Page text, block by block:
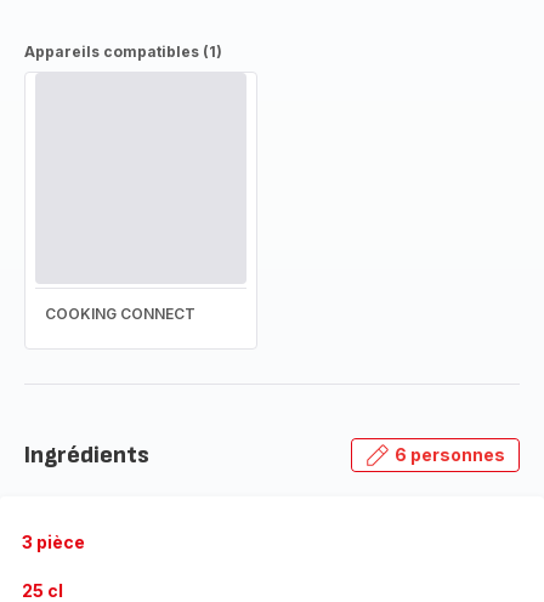
Appareils compatibles (1)
COOKING CONNECT
Ingrédients 6 personnes
3 pièce
25 cl